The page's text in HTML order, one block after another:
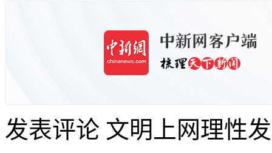
发表评论 文明上网理性